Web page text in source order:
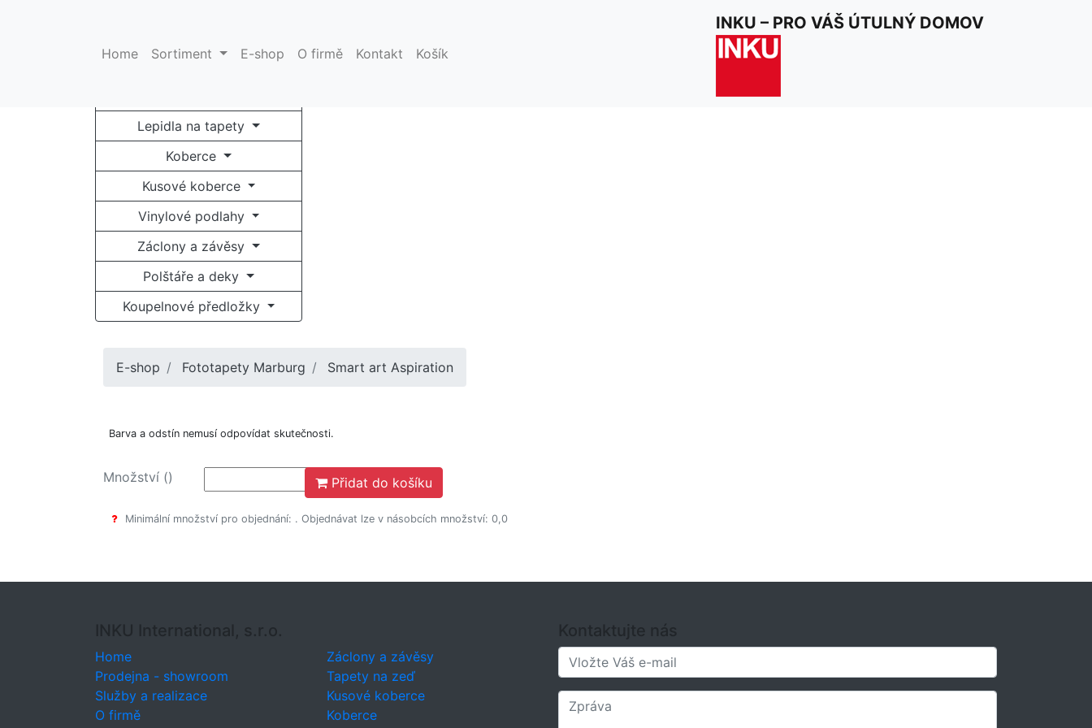
INKU – PRO VÁŠ ÚTULNÝ DOMOV
Home Sortiment E-shop O firmě Kontakt Košík
Lepidla na tapety
Koberce
Kusové koberce
Vinylové podlahy
Záclony a závěsy
Polštáře a deky
Koupelnové předložky
E-shop Fototapety Marburg Smart art Aspiration
Barva a odstín nemusí odpovídat skutečnosti.
Množství () Přidat do košíku
Minimální množství pro objednání: . Objednávat lze v násobcích množství: 0,0
INKU International, s.r.o.
Home
Prodejna - showroom
Služby a realizace
O firmě
Záclony a závěsy
Tapety na zeď
Kusové koberce
Koberce
Kontaktujte nás